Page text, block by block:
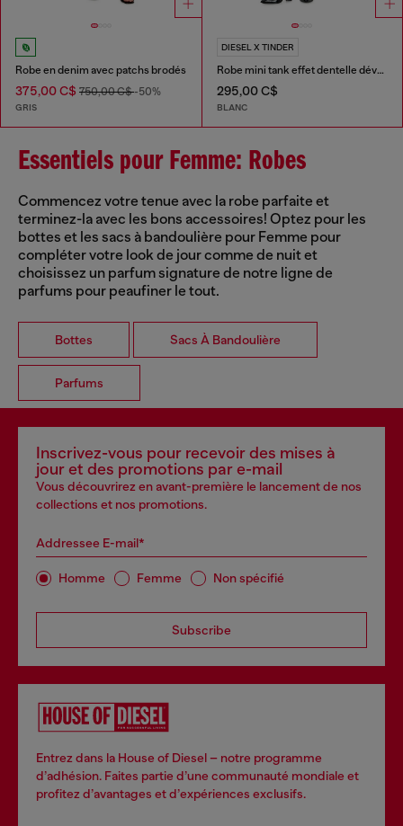
Robe en denim avec patchs brodés
375,00 C$ 750,00 C$-50%
GRIS
DIESEL X TINDER
Robe mini tank effet dentelle dévorée
295,00 C$
BLANC
Essentiels pour Femme: Robes
Commencez votre tenue avec la robe parfaite et
terminez-la avec les bons accessoires! Optez pour les
bottes et les sacs à bandoulière pour Femme pour
compléter votre look de jour comme de nuit et
choisissez un parfum signature de notre ligne de
parfums pour peaufiner le tout.
Bottes Sacs À Bandoulière
Parfums
Inscrivez-vous pour recevoir des mises à
jour et des promotions par e-mail
Vous découvrirez en avant-première le lancement de nos
collections et nos promotions.
Addressee E-mail*
Homme Femme Non spécifié
Subscribe
Entrez dans la House of Diesel – notre programme
d’adhésion. Faites partie d’une communauté mondiale et
profitez d’avantages et d’expériences exclusifs.